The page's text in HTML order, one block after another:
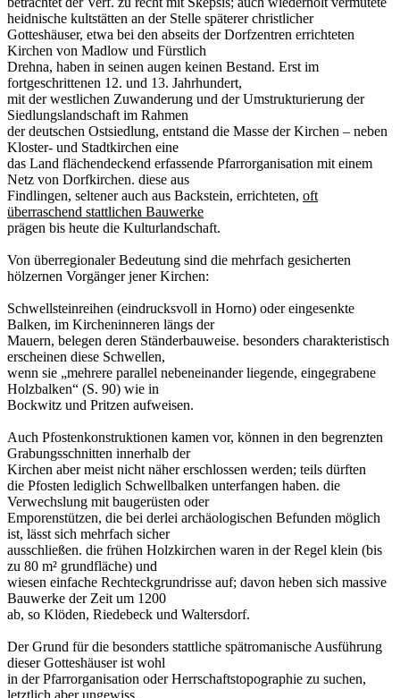
heidnische kultstätten an der Stelle späterer christlicher
Gotteshäuser, etwa bei den abseits der Dorfzentren errichteten
Kirchen von Madlow und Fürstlich
Drehna, haben in seinen augen keinen Bestand. Erst im
fortgeschrittenen 12. und 13. Jahrhundert,
mit der westlichen Zuwanderung und der Umstrukturierung der
Siedlungslandschaft im Rahmen
der deutschen Ostsiedlung, entstand die Masse der Kirchen – neben
Kloster- und Stadtkirchen eine
das Land flächendeckend erfassende Pfarrorganisation mit einem
Netz von Dorfkirchen. diese aus
Findlingen, seltener auch aus Backstein, errichteten, oft
überraschend stattlichen Bauwerke
prägen bis heute die Kulturlandschaft.
Von überregionaler Bedeutung sind die mehrfach gesicherten
hölzernen Vorgänger jener Kirchen:
Schwellsteinreihen (eindrucksvoll in Horno) oder eingesenkte
Balken, im Kircheninneren längs der
Mauern, belegen deren Ständerbauweise. besonders charakteristisch
erscheinen diese Schwellen,
wenn sie „mehrere parallel nebeneinander liegende, eingegrabene
Holzbalken“ (S. 90) wie in
Bockwitz und Pritzen aufweisen.
Auch Pfostenkonstruktionen kamen vor, können in den begrenzten
Grabungsschnitten innerhalb der
Kirchen aber meist nicht näher erschlossen werden; teils dürften
die Pfosten lediglich Schwellbalken unterfangen haben. die
Verwechslung mit baugerüsten oder
Emporenstützen, die bei derlei archäologischen Befunden möglich
ist, lässt sich mehrfach sicher
ausschließen. die frühen Holzkirchen waren in der Regel klein (bis
zu 80 m² grundfläche) und
wiesen einfache Rechteckgrundrisse auf; davon heben sich massive
Bauwerke der Zeit um 1200
ab, so Klöden, Riedebeck und Waltersdorf.
Der Grund für die besonders stattliche spätromanische Ausführung
dieser Gotteshäuser ist wohl
in der Pfarrorganisation oder Herrschaftstopographie zu suchen,